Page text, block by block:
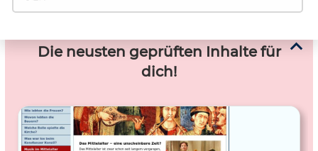
Die neusten geprüften Inhalte für
dich!